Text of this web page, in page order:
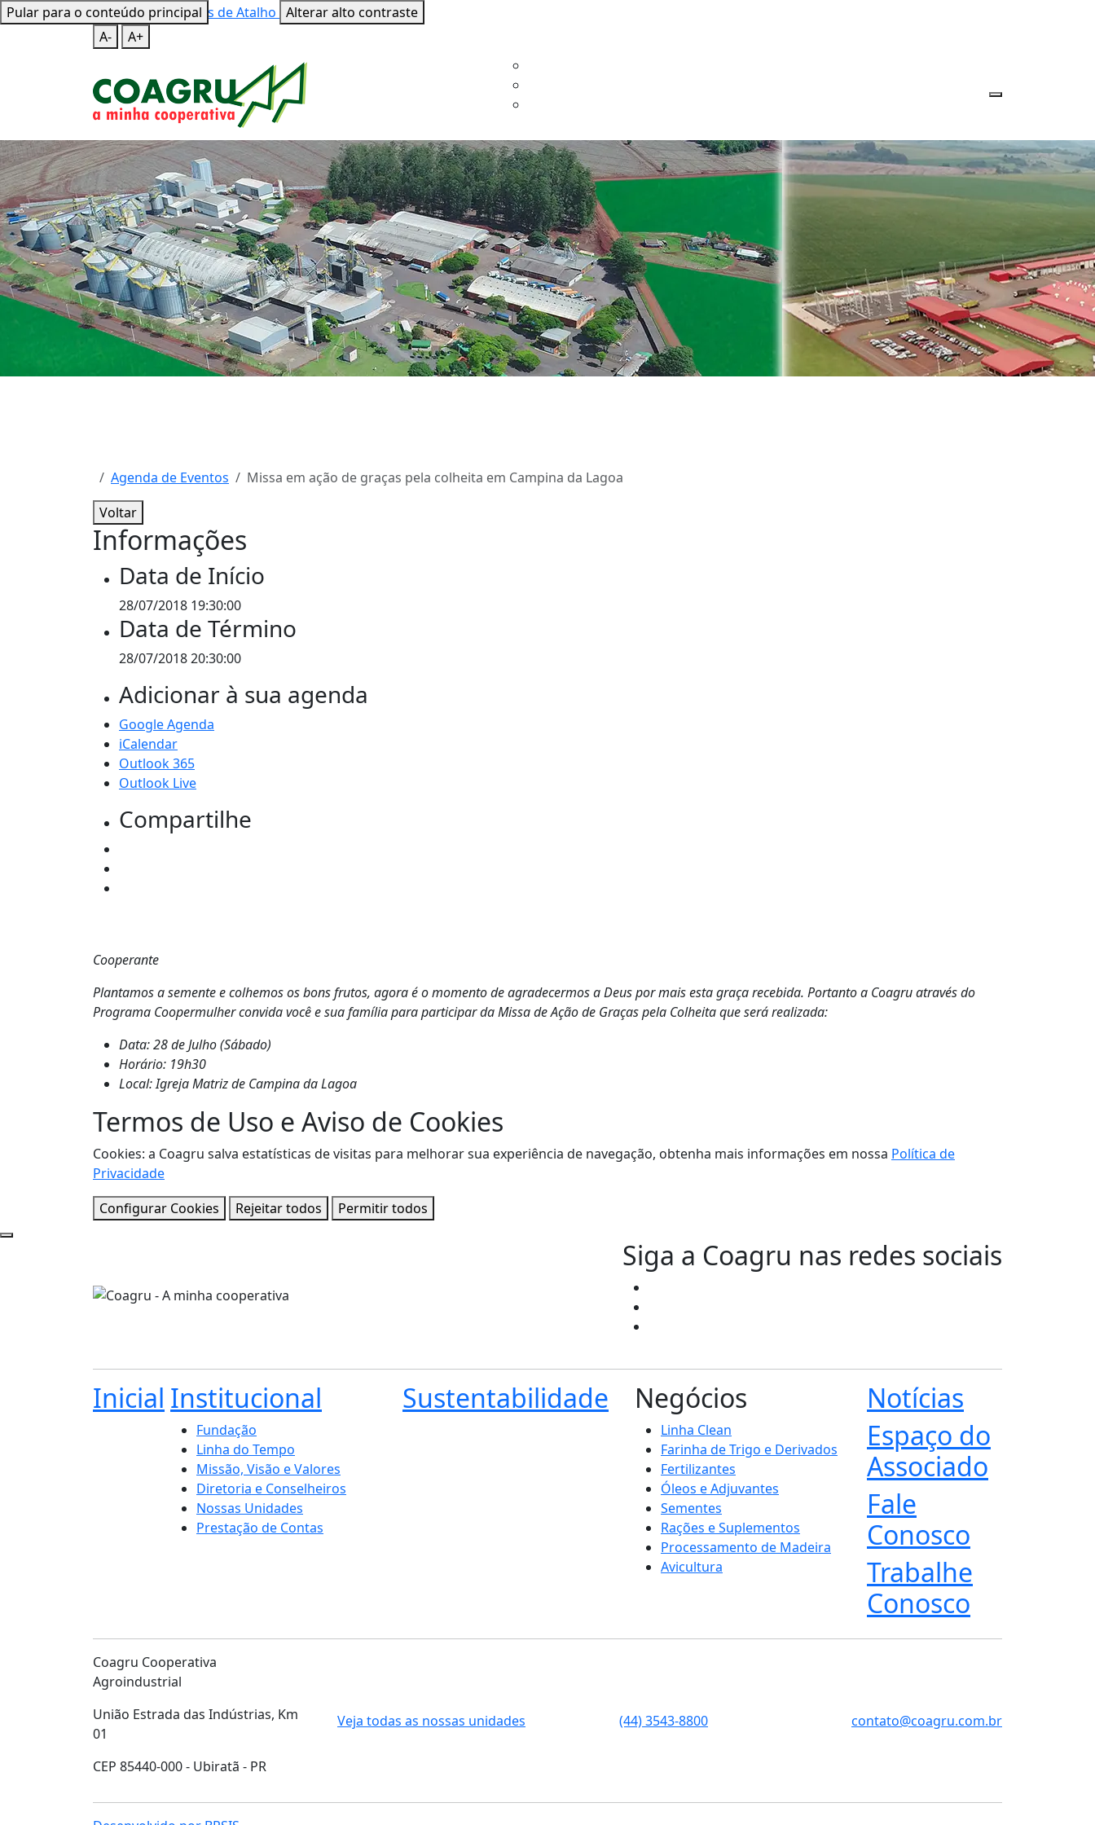
Pular para o conteúdo principal
Mapa do Site Teclas de Atalho Alterar alto contraste
A-
A+
Agenda de Eventos
Missa em ação de graças pela colheita em Campina da Lagoa
Voltar
Informações
Data de Início
28/07/2018 19:30:00
Data de Término
28/07/2018 20:30:00
Adicionar à sua agenda
Google Agenda
iCalendar
Outlook 365
Outlook Live
Compartilhe
Cooperante
Plantamos a semente e colhemos os bons frutos, agora é o momento de agradecermos a Deus por mais esta graça recebida. Portanto a Coagru através do
Programa Coopermulher convida você e sua família para participar da Missa de Ação de Graças pela Colheita que será realizada:
Data: 28 de Julho (Sábado)
Horário: 19h30
Local: Igreja Matriz de Campina da Lagoa
Termos de Uso e Aviso de Cookies
Cookies: a Coagru salva estatísticas de visitas para melhorar sua experiência de navegação, obtenha mais informações em nossa Política de
Privacidade
Configurar Cookies
Rejeitar todos Permitir todos
Siga a Coagru nas redes sociais
Inicial Institucional
Fundação
Linha do Tempo
Missão, Visão e Valores
Diretoria e Conselheiros
Nossas Unidades
Prestação de Contas
Sustentabilidade Negócios
Linha Clean
Farinha de Trigo e Derivados
Fertilizantes
Óleos e Adjuvantes
Sementes
Rações e Suplementos
Processamento de Madeira
Avicultura
Notícias
Espaço do
Associado
Fale
Conosco
Trabalhe
Conosco
Coagru Cooperativa
Agroindustrial
União Estrada das Indústrias, Km
01
CEP 85440-000 - Ubiratã - PR
Veja todas as nossas unidades (44) 3543-8800 contato@coagru.com.br